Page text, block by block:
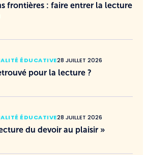
frontières : faire entrer la lecture
ÉDUCATIVE28 JUILLET 2026
pour la lecture ?
ÉDUCATIVE28 JUILLET 2026
du devoir au plaisir »